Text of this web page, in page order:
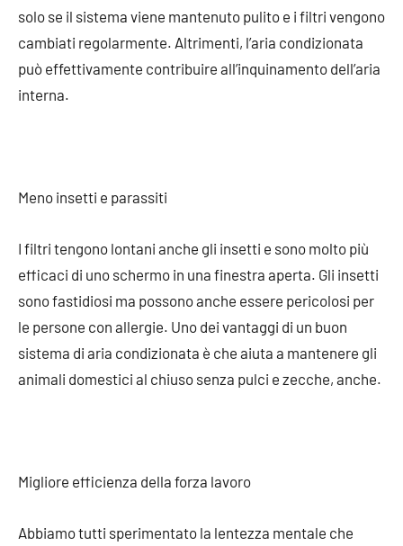
solo se il sistema viene mantenuto pulito e i filtri vengono
cambiati regolarmente. Altrimenti, l’aria condizionata
può effettivamente contribuire all’inquinamento dell’aria
interna.
Meno insetti e parassiti
I filtri tengono lontani anche gli insetti e sono molto più
efficaci di uno schermo in una finestra aperta. Gli insetti
sono fastidiosi ma possono anche essere pericolosi per
le persone con allergie. Uno dei vantaggi di un buon
sistema di aria condizionata è che aiuta a mantenere gli
animali domestici al chiuso senza pulci e zecche, anche.
Migliore efficienza della forza lavoro
Abbiamo tutti sperimentato la lentezza mentale che